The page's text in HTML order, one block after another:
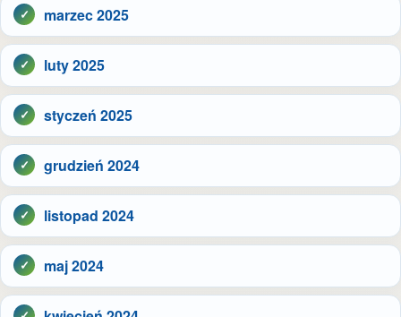
marzec 2025
luty 2025
styczeń 2025
grudzień 2024
listopad 2024
maj 2024